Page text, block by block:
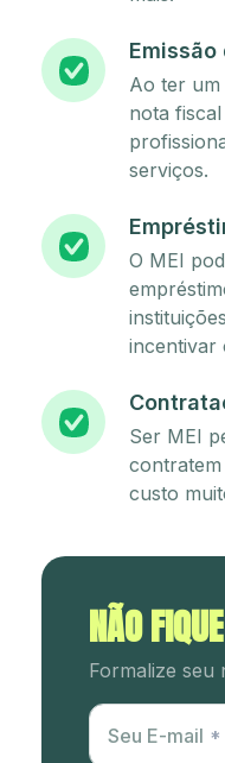
Ao ter um
nota
serviços.
O MEI
incentivar
Ser MEI
custo
NÃO
Formalize seu
Utm Content
Seu E-mail